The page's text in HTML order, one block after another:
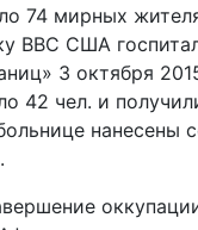
74 мирных
ВВС США
3 октября
42 чел. и
нанесены